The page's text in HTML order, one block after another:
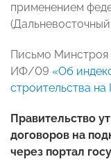
применением
Письмо
ИФ/09 «Об
строительства на
Правительство
договоров на
через портал